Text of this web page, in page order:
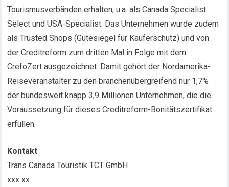
Tourismusverbänden erhalten, u.a. als Canada Specialist
Select und USA-Specialist. Das Unternehmen wurde zudem
als Trusted Shops (Gütesiegel für Käuferschutz) und von
der Creditreform zum dritten Mal in Folge mit dem
CrefoZert ausgezeichnet. Damit gehört der Nordamerika-
Reiseveranstalter zu den branchenübergreifend nur 1,7%
der bundesweit knapp 3,9 Millionen Unternehmen, die die
Voraussetzung für dieses Creditreform-Bonitätszertifikat
erfüllen.
Kontakt
Trans Canada Touristik TCT GmbH
xxx xx